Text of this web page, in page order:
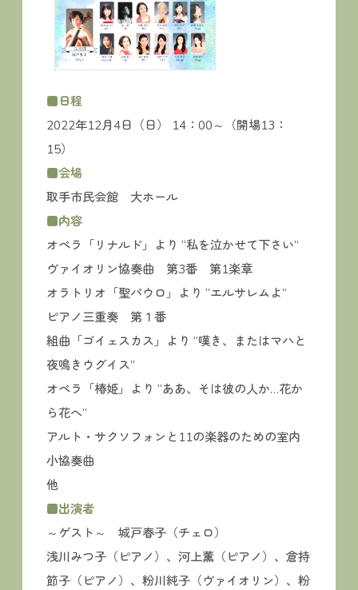
■日程
2022年12月4日（日） 14：00～（開場13：
15）
■会場
取手市民会館 大ホール
■内容
オペラ「リナルド」より “私を泣かせて下さい”
ヴァイオリン協奏曲 第3番 第1楽章
オラトリオ「聖パウロ」より “エルサレムよ”
ピアノ三重奏 第１番
組曲「ゴイェスカス」より “嘆き、またはマハと
夜鳴きウグイス”
オペラ「椿姫」より “ああ、そは彼の人か…花か
ら花へ”
アルト・サクソフォンと11の楽器のための室内
小協奏曲
他
■出演者
～ゲスト～ 城戸春子（チェロ）
浅川みつ子（ピアノ）、河上薫（ピアノ）、倉持
節子（ピアノ）、粉川純子（ヴァイオリン）、粉